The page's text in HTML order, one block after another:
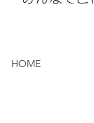
HOME